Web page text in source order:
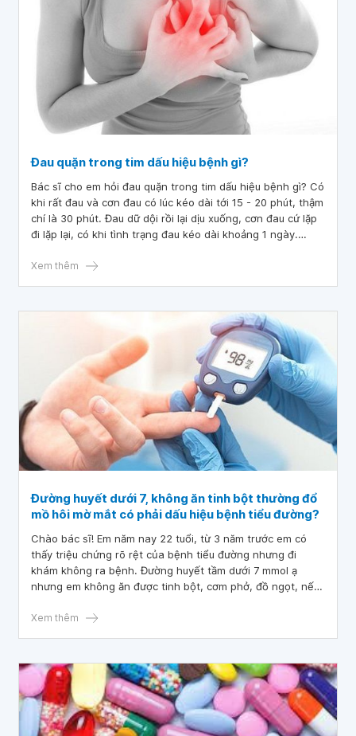
Đau quặn trong tim dấu hiệu bệnh gì?
Bác sĩ cho em hỏi đau quặn trong tim dấu hiệu bệnh gì? Có
khi rất đau và cơn đau có lúc kéo dài tới 15 - 20 phút, thậm
chí là 30 phút. Đau dữ dội rồi lại dịu xuống, cơn đau cứ lặp
đi lặp lại, có khi tình trạng đau kéo dài khoảng 1 ngày.
cứng chân khi ngủ.
Xem thêm
Đường huyết dưới 7, không ăn tinh bột thường đổ
mồ hôi mờ mắt có phải dấu hiệu bệnh tiểu đường?
Chào bác sĩ! Em năm nay 22 tuổi, từ 3 năm trước em có
thấy triệu chứng rõ rệt của bệnh tiểu đường nhưng đi
khám không ra bệnh. Đường huyết tầm dưới 7 mmol ạ
nhưng em không ăn được tinh bột, cơm phở, đồ ngọt, nếu
mệt mỏi, đổ mồ hôi, mắt rất mờ và đau.
Xem thêm